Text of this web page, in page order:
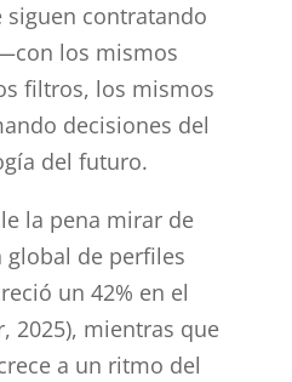
siguen contratando
los mismos
filtros, los mismos
decisiones del
del futuro.
la pena mirar de
global de perfiles
un 42% en el
2025), mientras que
a un ritmo del